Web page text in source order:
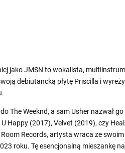
jako JMSN to wokalista,
debiutancką płytę Priscilla i
The Weeknd, a sam Usher nazwał
Happy (2017), Velvet (2019), czy
Records, artysta wraca ze
roku. Tę esencjonalną mieszankę